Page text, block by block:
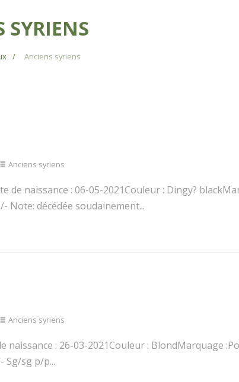
SYRIENS
Anciens syriens
Anciens syriens
de naissance : 06-05-2021Couleur : Dingy?
Note: décédée soudainement...
Anciens syriens
naissance : 26-03-2021Couleur : BlondMarquage
Sg/sg p/p...